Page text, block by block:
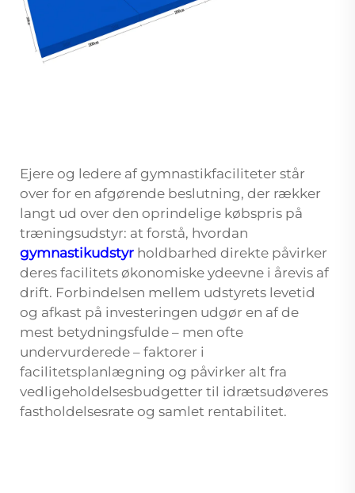
Ejere og ledere af gymnastikfaciliteter står
over for en afgørende beslutning, der rækker
langt ud over den oprindelige købspris på
træningsudstyr: at forstå, hvordan
gymnastikudstyr holdbarhed direkte påvirker
deres facilitets økonomiske ydeevne i årevis af
drift. Forbindelsen mellem udstyrets levetid
og afkast på investeringen udgør en af de
mest betydningsfulde – men ofte
undervurderede – faktorer i
facilitetsplanlægning og påvirker alt fra
vedligeholdelsesbudgetter til idrætsudøveres
fastholdelsesrate og samlet rentabilitet.